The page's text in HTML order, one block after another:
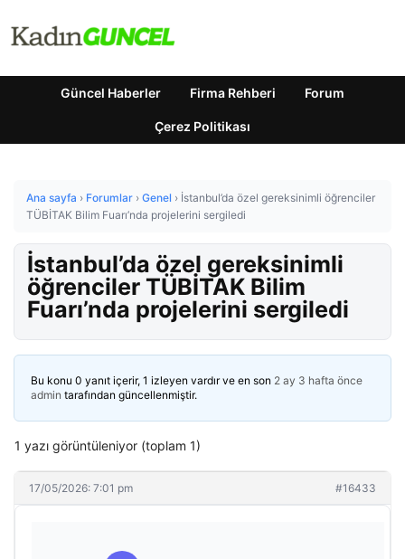
Güncel Haberler Firma Rehberi Forum
Çerez Politikası
Ana sayfa › Forumlar › Genel › İstanbul’da özel gereksinimli öğrenciler
TÜBİTAK Bilim Fuarı’nda projelerini sergiledi
İstanbul’da özel gereksinimli
öğrenciler TÜBİTAK Bilim
Fuarı’nda projelerini sergiledi
Bu konu 0 yanıt içerir, 1 izleyen vardır ve en son 2 ay 3 hafta önce
admin tarafından güncellenmiştir.
1 yazı görüntüleniyor (toplam 1)
17/05/2026: 7:01 pm #16433